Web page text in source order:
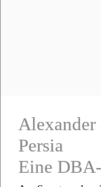
Alexander
Persia
Eine